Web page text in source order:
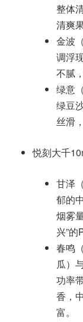
整体
清爽
金波
调浮
不腻
绿意
绿豆
丝滑
悦刻大千
甘泽
郁的
烟雾
兴”的
春鸣
瓜）
功率
香，
富。